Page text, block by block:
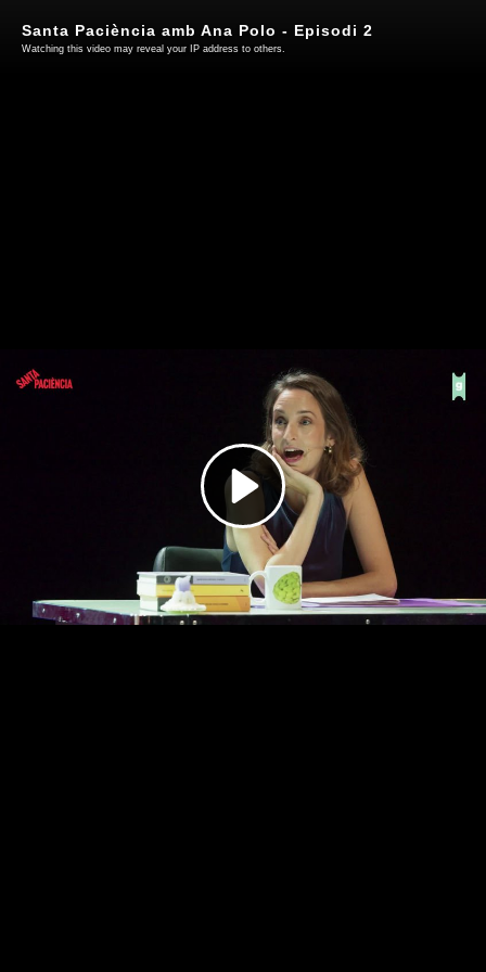
Play
Video
Santa Paciència amb Ana Polo - Episodi 2
Watching this video may reveal your IP address to others.